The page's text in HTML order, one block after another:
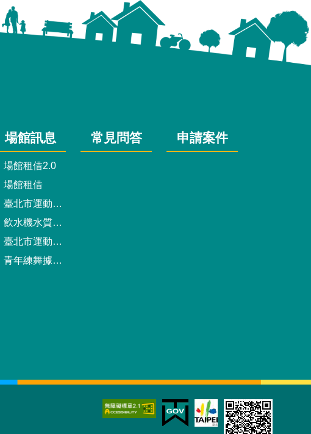
場館訊息
場館租借2.0
場館租借
臺北市運動中心
飲水機水質檢驗報告
臺北市運動中心預約系統
青年練舞據點地圖
常見問答 申請案件